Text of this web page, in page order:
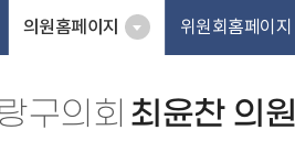
의원홈페이지 위원회홈페이지
구의회 최윤찬 의원